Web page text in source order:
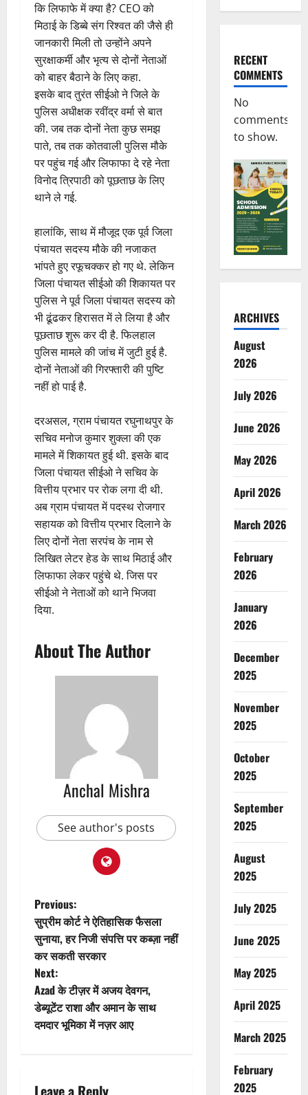
कि लिफाफे में क्या है? CEO को
मिठाई के डिब्बे संग रिश्वत की जैसे ही
जानकारी मिली तो उन्होंने अपने
सुरक्षाकर्मी और भृत्य से दोनों नेताओं
को बाहर बैठाने के लिए कहा.
इसके बाद तुरंत सीईओ ने जिले के
पुलिस अधीक्षक रवींद्र वर्मा से बात
की. जब तक दोनों नेता कुछ समझ
पाते, तब तक कोतवाली पुलिस मौके
पर पहुंच गई और लिफाफा दे रहे नेता
विनोद त्रिपाठी को पूछताछ के लिए
थाने ले गई.
हालांकि, साथ में मौजूद एक पूर्व जिला
पंचायत सदस्य मौके की नजाकत
भांपते हुए रफूचक्कर हो गए थे. लेकिन
जिला पंचायत सीईओ की शिकायत पर
पुलिस ने पूर्व जिला पंचायत सदस्य को
भी ढूंढकर हिरासत में ले लिया है और
पूछताछ शुरू कर दी है. फिलहाल
पुलिस मामले की जांच में जुटी हुई है.
दोनों नेताओं की गिरफ्तारी की पुष्टि
नहीं हो पाई है.
दरअसल, ग्राम पंचायत रघुनाथपुर के
सचिव मनोज कुमार शुक्ला की एक
मामले में शिकायत हुई थी. इसके बाद
जिला पंचायत सीईओ ने सचिव के
वित्तीय प्रभार पर रोक लगा दी थी.
अब ग्राम पंचायत में पदस्थ रोजगार
सहायक को वित्तीय प्रभार दिलाने के
लिए दोनों नेता सरपंच के नाम से
लिखित लेटर हेड के साथ मिठाई और
लिफाफा लेकर पहुंचे थे. जिस पर
सीईओ ने नेताओं को थाने भिजवा
दिया.
About The Author
Anchal Mishra
See author's posts
P
o
s
t
n
v
Previous:
सुप्रीम कोर्ट ने ऐतिहासिक फैसला
सुनाया, हर निजी संपत्ति पर कब्ज़ा नहीं
कर सकती सरकार
Next:
Azad के टीज़र में अजय देवगन,
डेब्यूटेंट राशा और अमान के साथ
दमदार भूमिका में नज़र आए
RECENT
COMMENTS
No
comments
to show.
ARCHIVES
August
2026
July 2026
June 2026
May 2026
April 2026
March 2026
February
2026
January
2026
December
2025
November
2025
October
2025
September
2025
August
2025
July 2025
June 2025
May 2025
April 2025
March 2025
February
2025